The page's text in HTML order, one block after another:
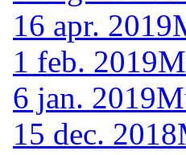
16 apr. 2019
1 feb. 2019
6 jan. 2019
15 dec. 2018